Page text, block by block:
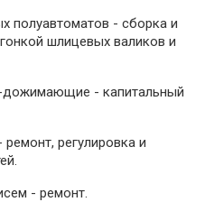
полуавтоматов - сборка и
шлицевых валиков и
- капитальный
регулировка и
- ремонт.